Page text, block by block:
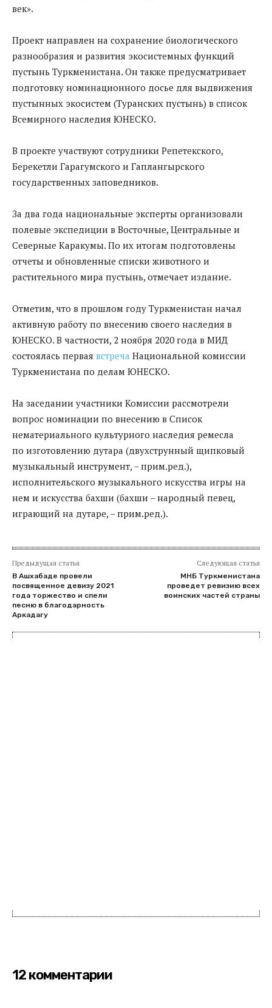
век».
Проект направлен на сохранение биологического
разнообразия и развития экосистемных функций
пустынь Туркменистана. Он также предусматривает
подготовку номинационного досье для выдвижения
пустынных экосистем (Туранских пустынь) в список
Всемирного наследия ЮНЕСКО.
В проекте участвуют сотрудники Репетекского,
Берекетли Гарагумского и Гаплангырского
государственных заповедников.
За два года национальные эксперты организовали
полевые экспедиции в Восточные, Центральные и
Северные Каракумы. По их итогам подготовлены
отчеты и обновленные списки животного и
растительного мира пустынь, отмечает издание.
Отметим, что в прошлом году Туркменистан начал
активную работу по внесению своего наследия в
ЮНЕСКО. В частности, 2 ноября 2020 года в МИД
состоялась первая встреча Национальной комиссии
Туркменистана по делам ЮНЕСКО.
На заседании участники Комиссии рассмотрели
вопрос номинации по внесению в Список
нематериального культурного наследия ремесла
по изготовлению дутара (двухструнный щипковый
музыкальный инструмент, – прим.ред.),
исполнительского музыкального искусства игры на
нем и искусства бахши (бахши – народный певец,
играющий на дутаре, – прим.ред.).
Предыдущая статья
В Ашхабаде провели
посвященное девизу 2021
года торжество и спели
песню в благодарность
Аркадагу
Следующая статья
МНБ Туркменистана
проведет ревизию всех
воинских частей страны
12 комментарии